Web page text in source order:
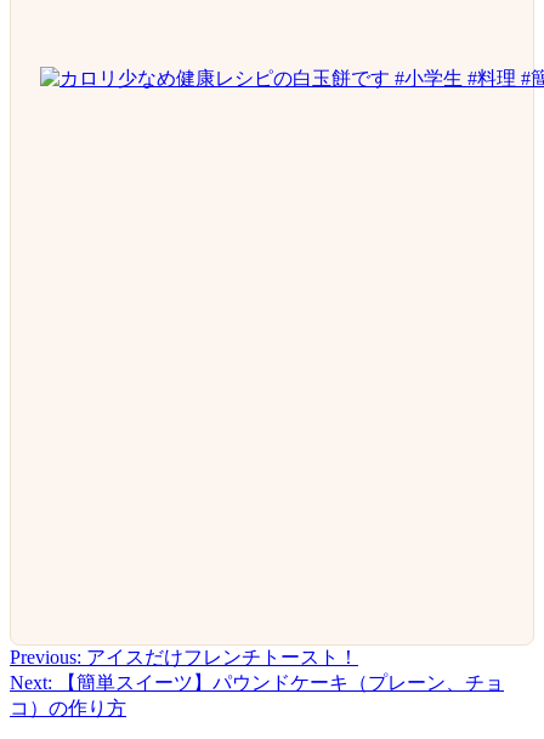
投
稿
Previous: アイスだけフレンチトースト！
Next:
【簡単スイーツ】パウンドケーキ（プレーン、チョ
コ）の作り方